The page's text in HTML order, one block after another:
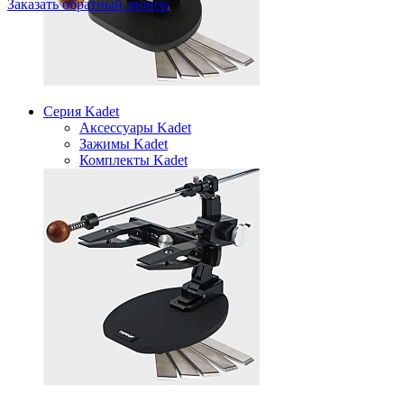
Заказатьобратный звонок
Серия Kadet
Аксессуары Kadet
Зажимы Kadet
Комплекты Kadet